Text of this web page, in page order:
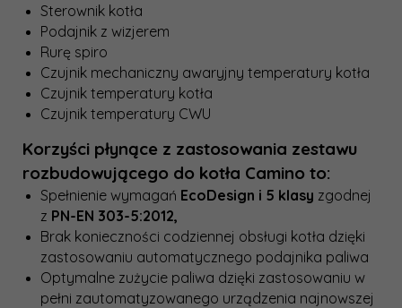
Sterownik kotła
Podajnik z wizjerem
Rurę spiro
Czujnik mechaniczny awaryjny temperatury kotła
Czujnik temperatury kotła
Czujnik temperatury CWU
Korzyści płynące z zastosowania zestawu
rozbudowującego do kotła Camino to:
Spełnienie wymagań EcoDesign i 5 klasy zgodnej
z PN-EN 303-5:2012,
Brak konieczności codziennej obsługi kotła dzięki
zastosowaniu automatycznego podajnika paliwa
Optymalne zużycie paliwa dzięki zastosowaniu w
pełni zautomatyzowanego urządzenia najnowszej